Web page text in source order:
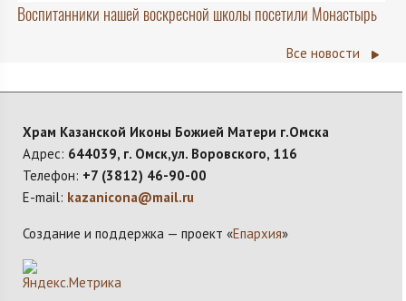
Воспитанники нашей воскресной школы посетили Монастырь
Все новости
Храм Казанской Иконы Божией Матери г.Омска
Адрес: 644039, г. Омск,ул. Воровского, 116
Телефон: +7 (3812) 46-90-00
E-mail: kazanicona@mail.ru
Создание и поддержка — проект «Епархия»